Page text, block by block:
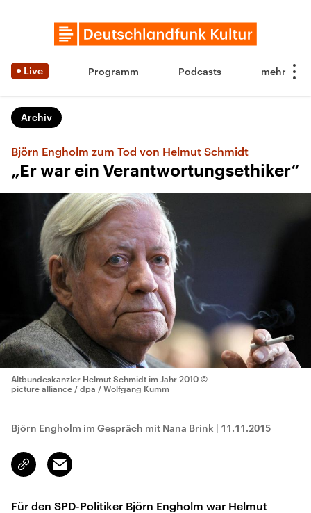
Live Programm Podcasts
Archiv
Björn Engholm zum Tod von Helmut Schmidt
„Er war ein Verantwortungsethiker“
Altbundeskanzler Helmut Schmidt im Jahr 2010 ©
picture alliance / dpa / Wolfgang Kumm
Björn Engholm im Gespräch mit Nana Brink | 11.11.2015
Link
kopieren/teilen
Email
Für den SPD-Politiker Björn Engholm war Helmut